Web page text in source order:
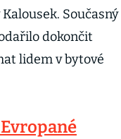
Současný
dokončit
lidem v bytové